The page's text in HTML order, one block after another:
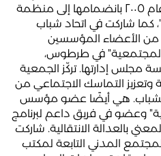
في العمل المجتمعي عام ٢٠٠٥ بانضمامها إلى منظمة
كما شاركت في اتحاد شباب
من الأعضاء المؤسسين
في طرطوس،
مجلس إدارتها. تركّز الجمعية
وتعزيز التماسك الاجتماعي من
الشباب. هي أيضًا عضو مؤسس
وعضو في فريق داعم لبرنامج
بالعدالة الانتقالية. شاركت
المدني التابعة لمكتب